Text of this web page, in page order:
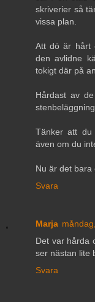
skriverier så
vissa plan.
Att dö är hårt
den avlidne
tokigt där på
Hårdast av
Tänker att du
även om du
Nu är det bara
Svara
Marja
Det var hårda
ser nästan lite
Svara